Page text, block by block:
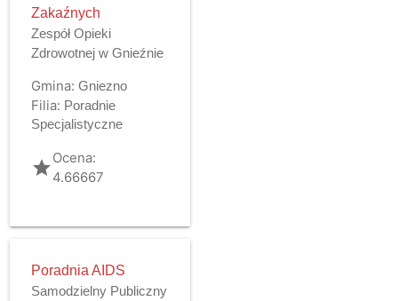
Zakaźnych
Zespół Opieki
Zdrowotnej w Gnieźnie
Gmina: Gniezno
Filia: Poradnie
Specjalistyczne
gradeOcena:
4.66667
Poradnia AIDS
Samodzielny Publiczny